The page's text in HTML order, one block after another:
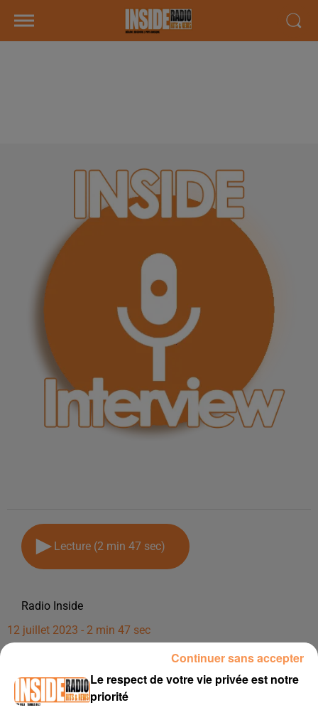
Lecture (2 min 47 sec)
Radio Inside
12 juillet 2023 - 2 min 47 sec
INTERVIEW DE FABIEN " OPEL PAU & TARBES" À LESCAR, SUR
Le respect de votre vie privée est notre
priorité
Continuer sans accepter